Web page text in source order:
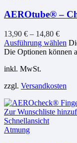
AEROtube® –
13,90 € – 14,80 €
Ausführung wählen
Die Optionen können
inkl. MwSt.
zzgl. Versandkosten
Zur Wunschliste
Schnellansicht
Atmung